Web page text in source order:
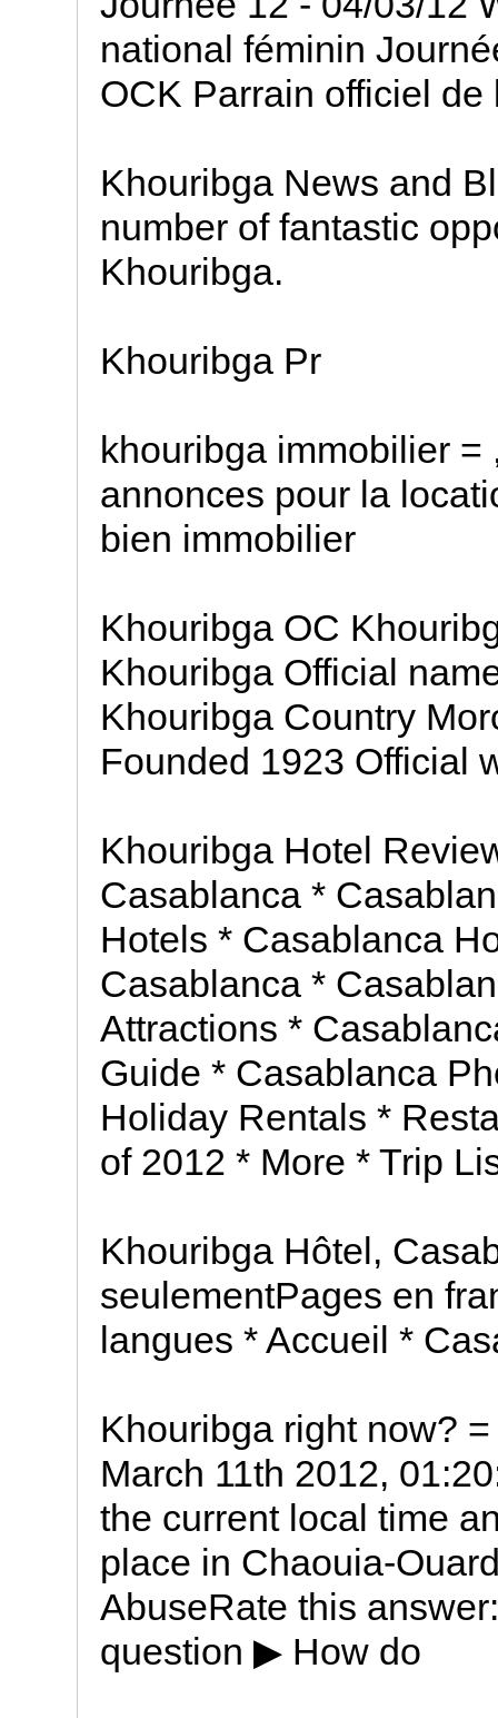
national féminin
OCK Parrain officiel de
Khouribga News and
number of fantastic
Khouribga.
Khouribga Pr
khouribga immobilier
annonces pour la
bien immobilier
Khouribga OC
Khouribga Official
Khouribga Country
Founded 1923 Official
Khouribga Hotel
Casablanca *
Hotels * Casablanca
Casablanca *
Attractions *
Guide * Casablanca
Holiday Rentals *
of 2012 * More * Trip
Khouribga Hôtel,
seulementPages en
langues * Accueil *
Khouribga right now?
March 11th 2012,
the current local time
place in Chaouia-
AbuseRate this
question ▶ How do